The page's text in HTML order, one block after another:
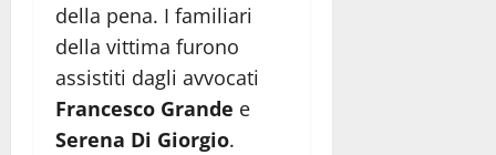
della pena. I familiari
della vittima furono
assistiti dagli avvocati
Francesco Grande e
Serena Di Giorgio.